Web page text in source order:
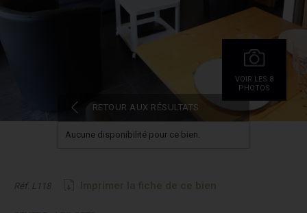
VOIR LES 8
PHOTOS
RETOUR AUX RÉSULTATS
Aucune disponibilité pour ce bien.
Réf. L118